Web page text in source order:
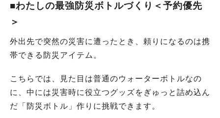
■わたしの最強防災ボトルづくり＜予約優先
＞
外出先で突然の災害に遭ったとき、頼りになるのは携
帯できる防災アイテム。
こちらでは、見た目は普通のウォーターボトルなの
に、中には災害時に役立つグッズをぎゅっと詰め込ん
だ「防災ボトル」作りに挑戦できます。